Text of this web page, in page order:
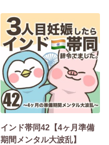
インド帯同42【4ヶ月準備
期間メンタル大波乱】